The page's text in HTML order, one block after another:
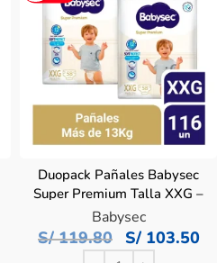
Duopack Pañales Babysec
Super Premium Talla XXG –
Bolsa 58 UN
Babysec
S/119.80 S/103.50